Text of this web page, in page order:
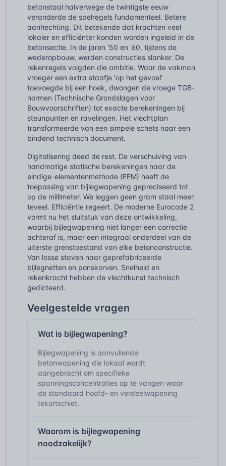
betonstaal halverwege de twintigste eeuw
veranderde de spelregels fundamenteel. Betere
aanhechting. Dit betekende dat krachten veel
lokaler en efficiënter konden worden ingeleid in de
betonsectie. In de jaren '50 en '60, tijdens de
wederopbouw, werden constructies slanker. De
rekenregels volgden die ambitie. Waar de vakman
vroeger een extra staafje 'op het gevoel'
toevoegde bij een hoek, dwongen de vroege TGB-
normen (Technische Grondslagen voor
Bouwvoorschriften) tot exacte berekeningen bij
steunpunten en ravelingen. Het vlechtplan
transformeerde van een simpele schets naar een
bindend technisch document.
Digitalisering deed de rest. De verschuiving van
handmatige statische berekeningen naar de
eindige-elementenmethode (EEM) heeft de
toepassing van bijlegwapening gepreciseerd tot
op de millimeter. We leggen geen gram staal meer
teveel. Efficiëntie regeert. De moderne Eurocode 2
vormt nu het sluitstuk van deze ontwikkeling,
waarbij bijlegwapening niet langer een correctie
achteraf is, maar een integraal onderdeel van de
uiterste grenstoestand van elke betonconstructie.
Van losse staven naar geprefabriceerde
bijlegnetten en ponskorven. Snelheid en
rekenkracht hebben de vlechtkunst technisch
gedicteerd.
Veelgestelde vragen
Wat is bijlegwapening?
Bijlegwapening is aanvullende
betonwapening die lokaal wordt
aangebracht om specifieke
spanningsconcentraties op te vangen waar
de standaard hoofd- en verdeelwapening
tekortschiet.
Waarom is bijlegwapening
noodzakelijk?